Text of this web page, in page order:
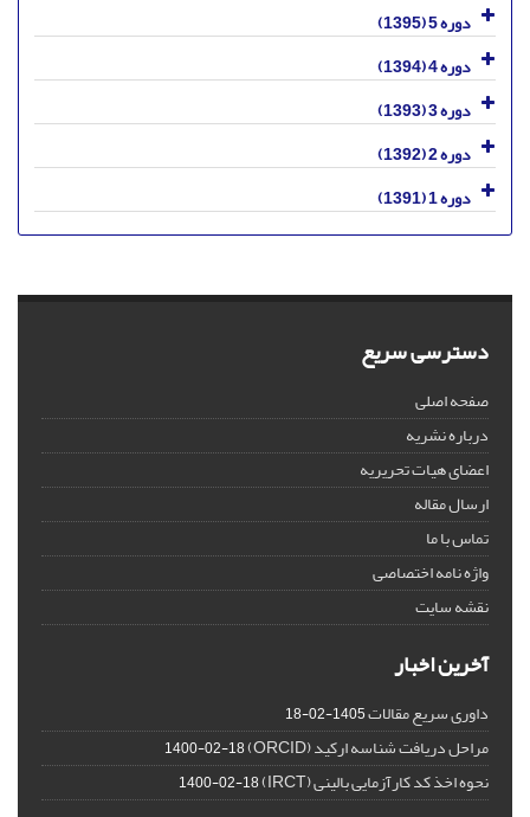
دوره 5 (1395)
دوره 4 (1394)
دوره 3 (1393)
دوره 2 (1392)
دوره 1 (1391)
دسترسی سریع
صفحه اصلی
درباره نشریه
اعضای هیات تحریریه
ارسال مقاله
تماس با ما
واژه نامه اختصاصی
نقشه سایت
آخرین اخبار
داوری سریع مقالات1405-02-18
مراحل دریافت شناسه ارکید (ORCID) 1400-02-18
نحوه اخذ کد کارآزمایی بالینی (IRCT) 1400-02-18